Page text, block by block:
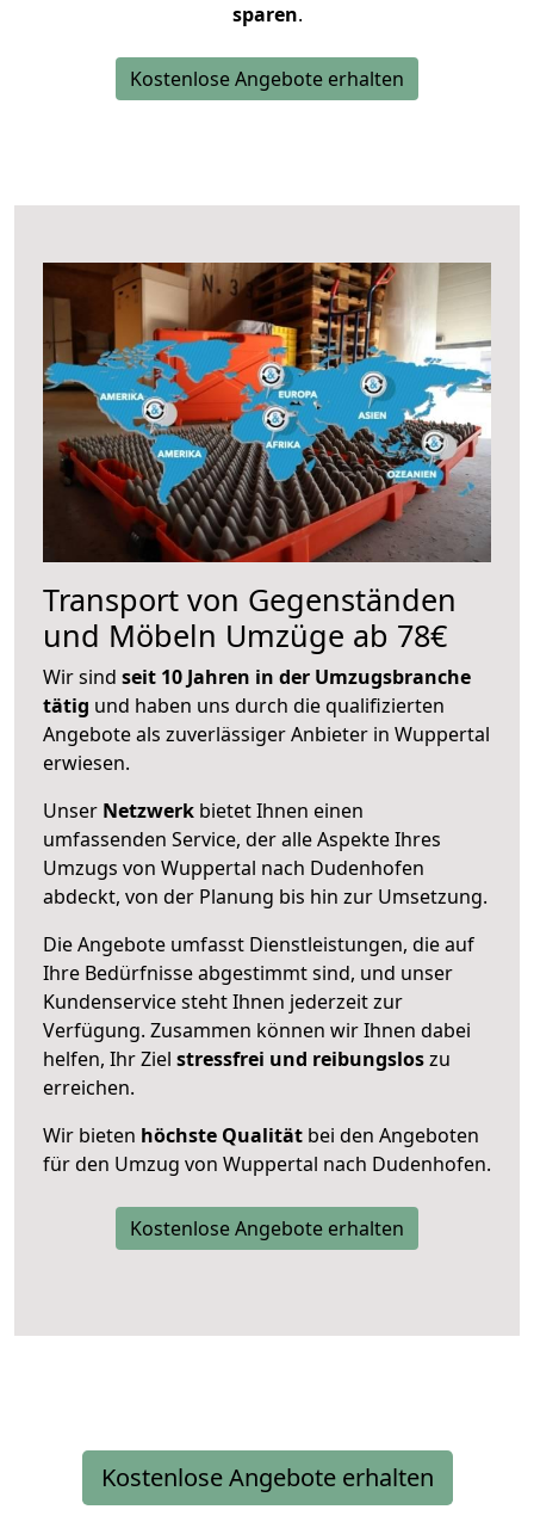
sparen.
Kostenlose Angebote erhalten
Transport von Gegenständen
und Möbeln Umzüge ab 78€
Wir sind seit 10 Jahren in der Umzugsbranche
tätig und haben uns durch die qualifizierten
Angebote als zuverlässiger Anbieter in Wuppertal
erwiesen.
Unser Netzwerk bietet Ihnen einen
umfassenden Service, der alle Aspekte Ihres
Umzugs von Wuppertal nach Dudenhofen
abdeckt, von der Planung bis hin zur Umsetzung.
Die Angebote umfasst Dienstleistungen, die auf
Ihre Bedürfnisse abgestimmt sind, und unser
Kundenservice steht Ihnen jederzeit zur
Verfügung. Zusammen können wir Ihnen dabei
helfen, Ihr Ziel stressfrei und reibungsloszu
erreichen.
Wir bieten höchste Qualität bei den Angeboten
für den Umzug von Wuppertal nach Dudenhofen.
Kostenlose Angebote erhalten
Kostenlose Angebote erhalten